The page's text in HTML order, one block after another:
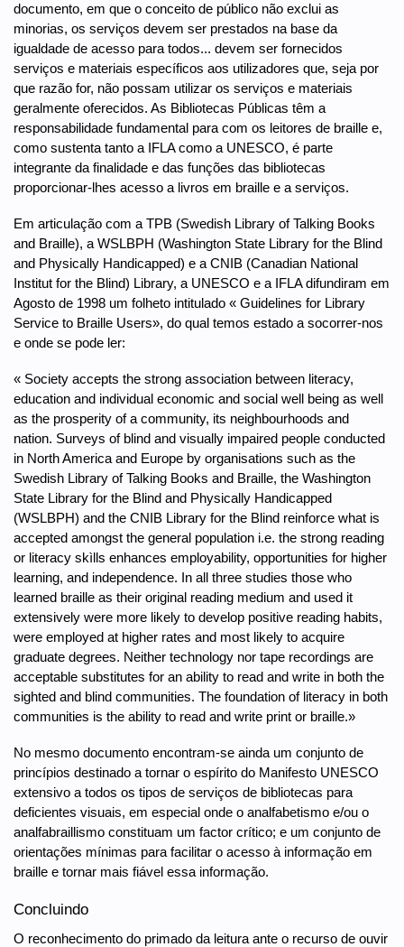
documento, em que o conceito de público não exclui as
minorias, os serviços devem ser prestados na base da
igualdade de acesso para todos... devem ser fornecidos
serviços e materiais específicos aos utilizadores que, seja por
que razão for, não possam utilizar os serviços e materiais
geralmente oferecidos. As Bibliotecas Públicas têm a
responsabilidade fundamental para com os leitores de braille e,
como sustenta tanto a IFLA como a UNESCO, é parte
integrante da finalidade e das funções das bibliotecas
proporcionar-lhes acesso a livros em braille e a serviços.
Em articulação com a TPB (Swedish Library of Talking Books
and Braille), a WSLBPH (Washington State Library for the Blind
and Physically Handicapped) e a CNIB (Canadian National
Institut for the Blind) Library, a UNESCO e a IFLA difundiram em
Agosto de 1998 um folheto intitulado « Guidelines for Library
Service to Braille Users», do qual temos estado a socorrer-nos
e onde se pode ler:
« Society accepts the strong association between literacy,
education and individual economic and social well being as well
as the prosperity of a community, its neighbourhoods and
nation. Surveys of blind and visually impaired people conducted
in North America and Europe by organisations such as the
Swedish Library of Talking Books and Braille, the Washington
State Library for the Blind and Physically Handicapped
(WSLBPH) and the CNIB Library for the Blind reinforce what is
accepted amongst the general population i.e. the strong reading
or literacy skìlls enhances employability, opportunities for higher
learning, and independence. In all three studies those who
learned braille as their original reading medium and used it
extensively were more likely to develop positive reading habits,
were employed at higher rates and most likely to acquire
graduate degrees. Neither technology nor tape recordings are
acceptable substitutes for an ability to read and write in both the
sighted and blind communities. The foundation of literacy in both
communities is the ability to read and write print or braille.»
No mesmo documento encontram-se ainda um conjunto de
princípios destinado a tornar o espírito do Manifesto UNESCO
extensivo a todos os tipos de serviços de bibliotecas para
deficientes visuais, em especial onde o analfabetismo e/ou o
analfabraillismo constituam um factor crítico; e um conjunto de
orientações mínimas para facilitar o acesso à informação em
braille e tornar mais fiável essa informação.
Concluindo
O reconhecimento do primado da leitura ante o recurso de ouvir